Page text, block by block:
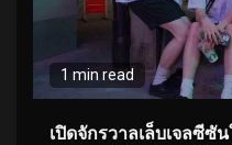
1 min read
เปิดจักรวาลเล็บเจลซีซั